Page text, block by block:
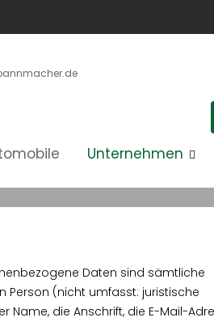
Unternehmen
Daten sind sämtliche
Person (nicht umfasst: juristische
die Anschrift, die E-Mail-